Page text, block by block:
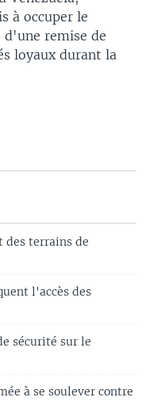
à occuper le
remise de
loyaux durant la
des terrains de
l'accès des
sécurité sur le
à se soulever contre